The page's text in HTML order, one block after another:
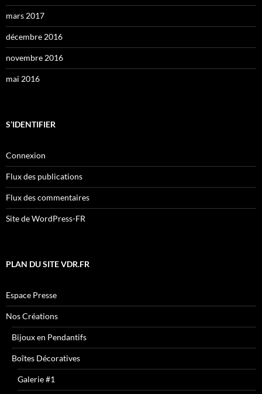
mars 2017
décembre 2016
novembre 2016
mai 2016
S’IDENTIFIER
Connexion
Flux des publications
Flux des commentaires
Site de WordPress-FR
PLAN DU SITE VDR.FR
Espace Presse
Nos Créations
Bijoux en Pendantifs
Boîtes Décoratives
Galerie #1